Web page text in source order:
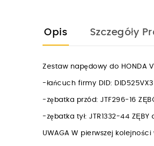
Opis Szczegóły
Zestaw napędowy do HONDA
-łańcuch firmy DID: DID525VX3
-zębatka przód: JTF296-16
-zębatka tył: JTR1332-44
UWAGA W pierwszej kolejności